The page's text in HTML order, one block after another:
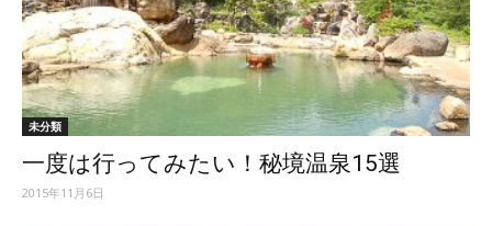
ッ
テ
未分類
一度は行ってみたい！秘境温泉15選
2015年11月6日